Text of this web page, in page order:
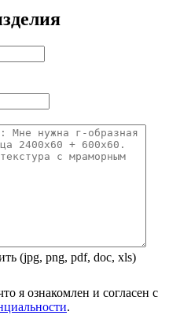
(jpg, png, pdf, doc, xls)
я ознакомлен и согласен с
.